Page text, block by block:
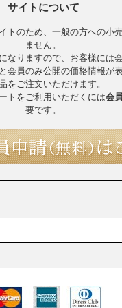
サイトについて
トのため、一般の方への小
ません。
なりますので、お客様には
会員のみ公開の価格情報が
をご注文いただけます。
トをご利用いただくには会
要です。